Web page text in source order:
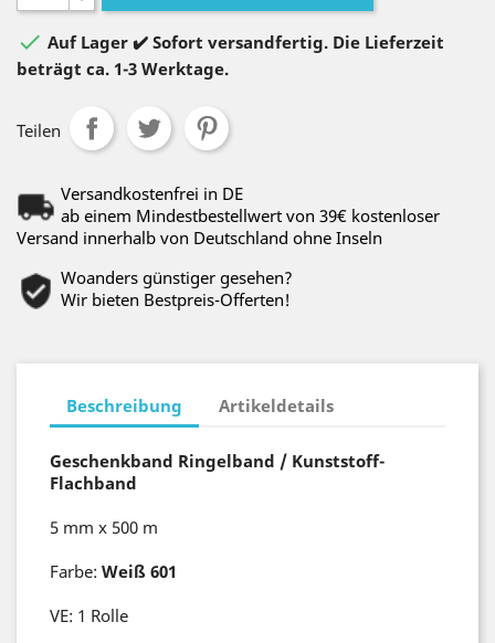
 Auf Lager ✔️ Sofort versandfertig. Die Lieferzeit
beträgt ca. 1-3 Werktage.
Teilen
Versandkostenfrei in DE
ab einem Mindestbestellwert von 39€ kostenloser
Versand innerhalb von Deutschland ohne Inseln
Woanders günstiger gesehen?
Wir bieten Bestpreis-Offerten!
Beschreibung Artikeldetails
Geschenkband Ringelband / Kunststoff-
Flachband
5 mm x 500 m
Farbe: Weiß 601
VE: 1 Rolle